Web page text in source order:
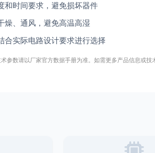
和时间要求，避免损坏器件
燥、通风，避免高温高湿
合实际电路设计要求进行选择
参数请以厂家官方数据手册为准。如需更多产品信息或技